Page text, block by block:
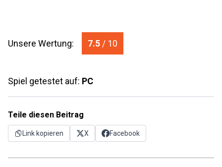
Unsere Wertung: 7.5 / 10
Spiel getestet auf: PC
Teile diesen Beitrag
Link kopieren X Facebook